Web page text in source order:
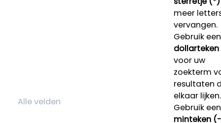
meer
vervangen.
Gebruik een
voor uw
zoekterm
resultaten
elkaar lijken.
Gebruik een
minteken